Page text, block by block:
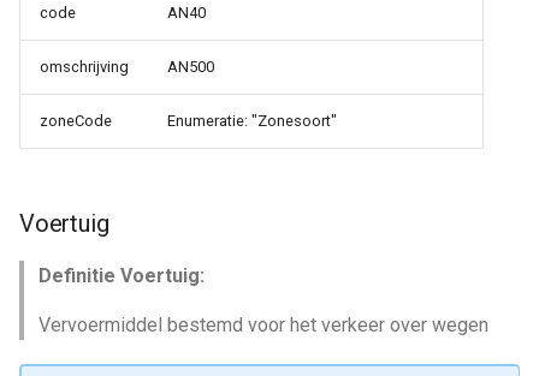
code AN40
omschrijving AN500
zoneCode Enumeratie: "Zonesoort"
Voertuig
Definitie Voertuig:
Vervoermiddel bestemd voor het verkeer over wegen